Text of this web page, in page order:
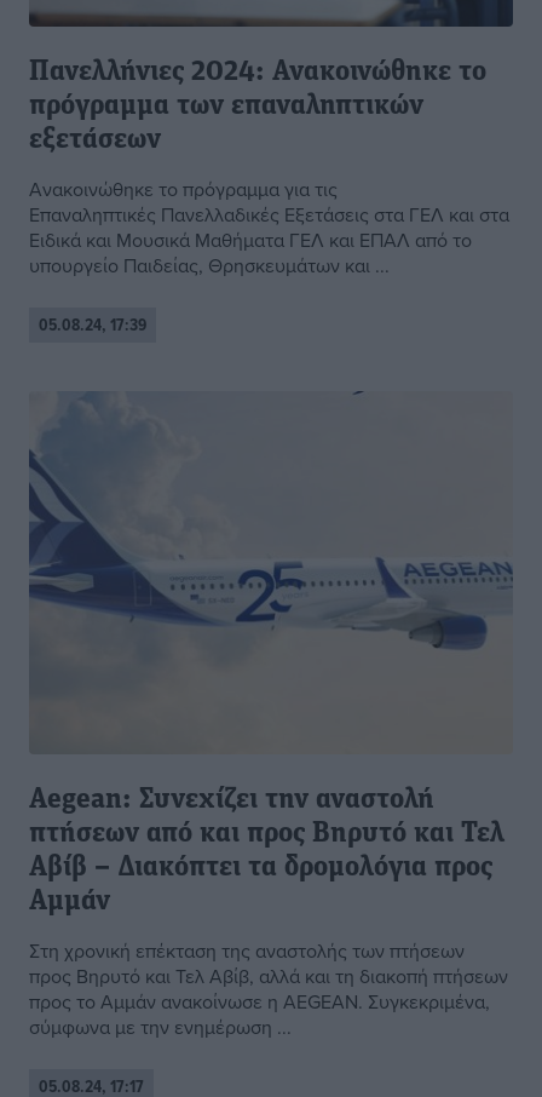
Πανελλήνιες 2024: Ανακοινώθηκε το
πρόγραμμα των επαναληπτικών
εξετάσεων
Ανακοινώθηκε το πρόγραμμα για τις
Επαναληπτικές Πανελλαδικές Εξετάσεις στα ΓΕΛ και στα
Ειδικά και Μουσικά Μαθήματα ΓΕΛ και ΕΠΑΛ από το
υπουργείο Παιδείας, Θρησκευμάτων και ...
05.08.24, 17:39
Aegean: Συνεχίζει την αναστολή
πτήσεων από και προς Βηρυτό και Τελ
Αβίβ – Διακόπτει τα δρομολόγια προς
Αμμάν
Στη χρονική επέκταση της αναστολής των πτήσεων
προς Βηρυτό και Τελ Αβίβ, αλλά και τη διακοπή πτήσεων
προς το Αμμάν ανακοίνωσε η AEGEAN. Συγκεκριμένα,
σύμφωνα με την ενημέρωση ...
05.08.24, 17:17